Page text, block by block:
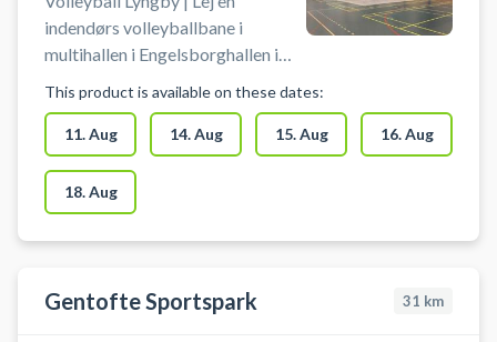
indendørs volleyballbane i
multihallen i Engelsborghallen i
omklædning.
This product is available on these dates:
11. Aug 14. Aug 15. Aug 16. Aug
18. Aug
Gentofte Sportspark 31 km